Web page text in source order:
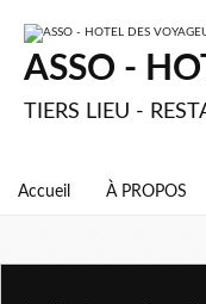
ASSO -
TIERS LIEU -
Accueil À PROPOS